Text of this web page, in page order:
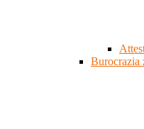
Burocrazia